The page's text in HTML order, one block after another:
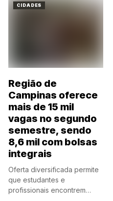
CIDADES
Região de
Campinas oferece
mais de 15 mil
vagas no segundo
semestre, sendo
8,6 mil com bolsas
integrais
Oferta diversificada permite
que estudantes e
profissionais encontrem